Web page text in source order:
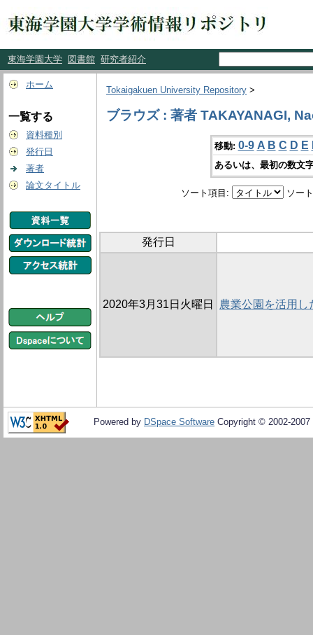
東海学園大学 図書館 研究者紹介
ホーム
一覧する
資料種別
発行日
著者
論文タイトル
Tokaigakuen University Repository >
ブラウズ : 著者 TAKAYANAGI,
移動: 0-9 A B C D E
あるいは、最初の数文
ソート項目: ソー
発行日
2020年3月31日火曜日 農業公園を活用
Powered by DSpace Software Copyright © 2002-2007